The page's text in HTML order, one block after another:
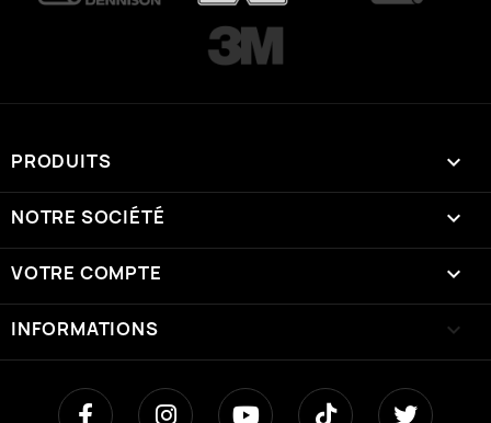
PRODUITS 
NOTRE SOCIÉTÉ 
VOTRE COMPTE 
INFORMATIONS keyboard_arrow_down